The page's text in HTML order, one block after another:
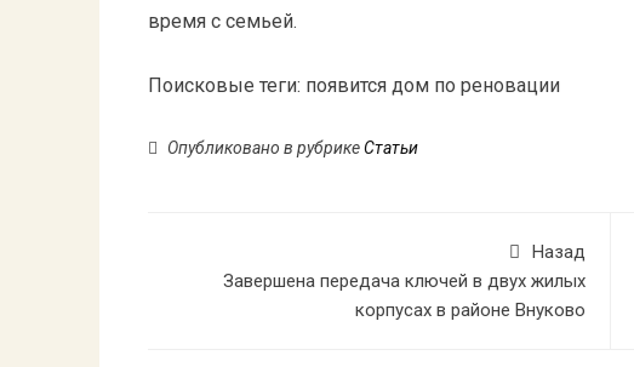
время с семьей.
Поисковые теги: появится дом по реновации
Опубликовано в рубрикеСтатьи
Назад
Завершена передача ключей в двух жилых
корпусах в районе Внуково